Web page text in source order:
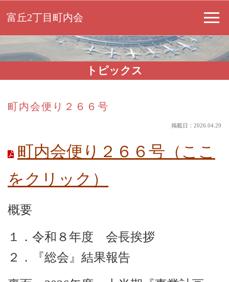
富丘2丁目町内会
トピックス
町内会便り２６６号
掲載日：2026.04.29
町内会便り２６６号（ここ
をクリック）
概要
１．令和８年度 会長挨拶
２．『総会』結果報告